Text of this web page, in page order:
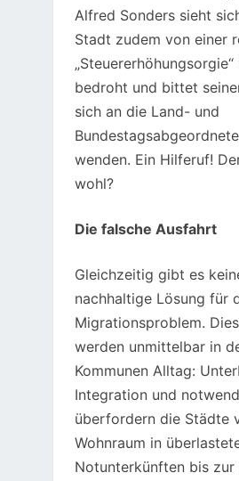
Alfred Sonders sieht
Stadt zudem von einer
„Steuererhöhungsorgie“
bedroht und bittet
sich an die Land- und
wenden. Ein Hilferuf!
wohl?
Die falsche Ausfahrt
Gleichzeitig gibt es
nachhaltige Lösung für
Migrationsproblem.
werden unmittelbar in
Kommunen Alltag:
Integration und
überfordern die Städte
Wohnraum in
Notunterkünften bis zur